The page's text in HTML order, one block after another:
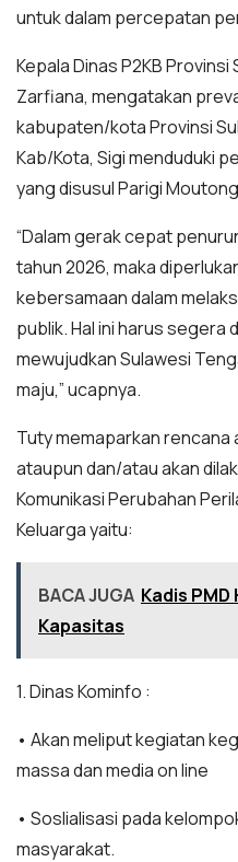
untuk dalam percepatan
Kepala Dinas P2KB
Zarfiana, mengatakan
kabupaten/kota Provinsi
Kab/Kota, Sigi menduduki
yang disusul Parigi
“Dalam gerak cepat
tahun 2026, maka
kebersamaan dalam
publik. Hal ini harus segera
mewujudkan Sulawesi
maju,” ucapnya.
Tuty memaparkan rencana
ataupun dan/atau akan
Komunikasi Perubahan
Keluarga yaitu:
BACA JUGA Kadis
Kapasitas
1. Dinas Kominfo :
• Akan meliput kegiatan
massa dan media on line
• Soslialisasi pada
masyarakat.